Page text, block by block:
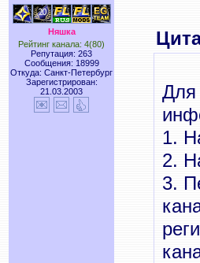
Няшка
Рейтинг канала: 4(80)
Репутация: 263
Сообщения: 18999
Откуда: Санкт-Петербург
Зарегистрирован:
21.03.2003
Для
1.
2.
3.